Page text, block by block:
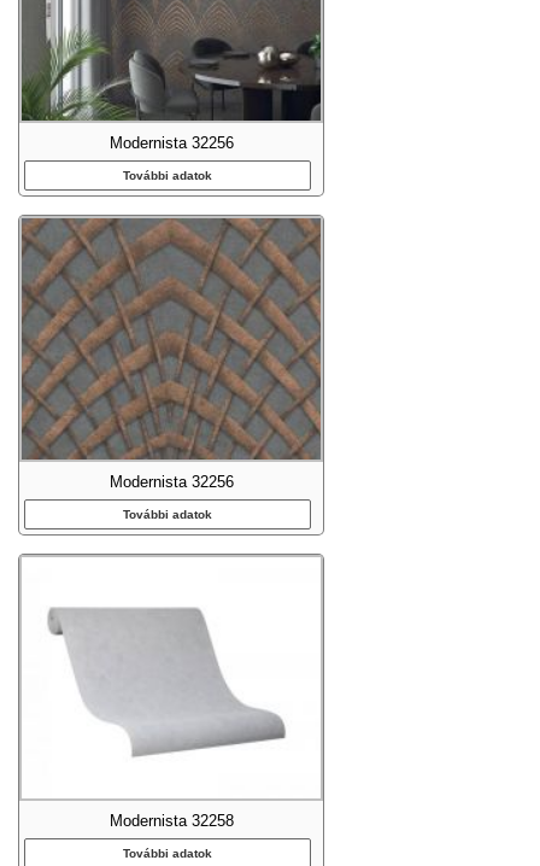
Modernista 32256
További adatok
Modernista 32256
További adatok
Modernista 32258
További adatok